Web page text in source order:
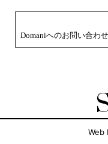
Domaniへのお問い合わ
Web